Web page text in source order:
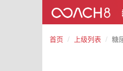
首页 上级列表 糖